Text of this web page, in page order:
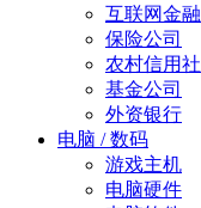
互联网金融
保险公司
农村信用社
基金公司
外资银行
电脑 / 数码
游戏主机
电脑硬件